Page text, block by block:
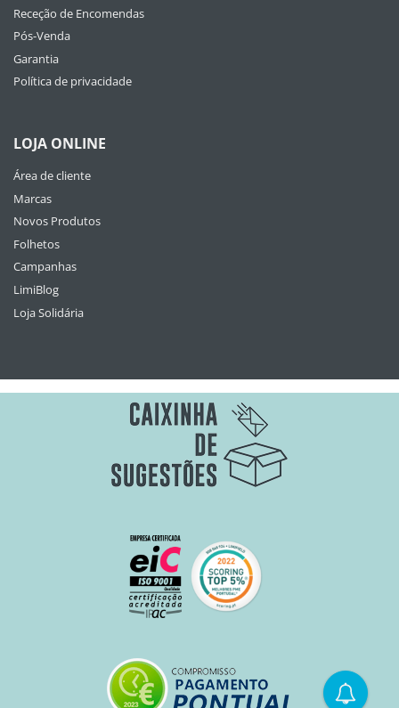
Receção de Encomendas
Pós-Venda
Garantia
Política de privacidade
LOJA ONLINE
Área de cliente
Marcas
Novos Produtos
Folhetos
Campanhas
LimiBlog
Loja Solidária